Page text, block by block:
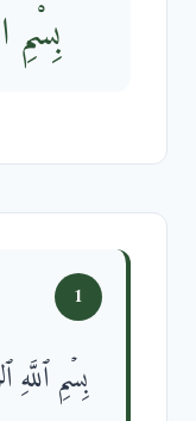
بِسْمِ
1
بِسۡمِ ٱللَّهِ